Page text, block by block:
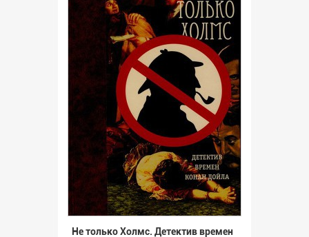
Не только Холмс. Детектив времен